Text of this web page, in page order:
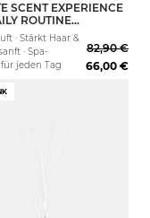
200ml
SCENT EXPERIENCE
ROUTINE
· Stärkt Haar &
· Spa-
jeden Tag
82,90 €
66,00 €